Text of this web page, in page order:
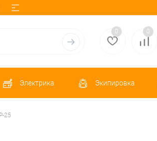
0 0
Электрика Экипировка
25